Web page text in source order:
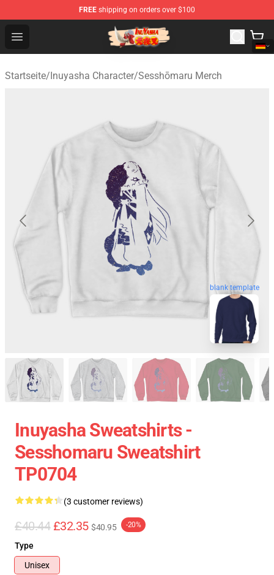
FREE shipping on orders over $100
Open menu
Inuyasha Store - Official Inuyasha Merchandise Shop
Startseite/Inuyasha Character/Sesshōmaru Merch
blank template
Inuyasha Sweatshirts -
Sesshomaru Sweatshirt
TP0704
(3 customer reviews)
£40.44 £32.35 $40.95 -20%
Type
Unisex